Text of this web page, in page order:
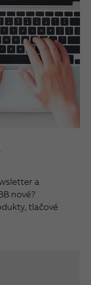
a
nové?
tlačové